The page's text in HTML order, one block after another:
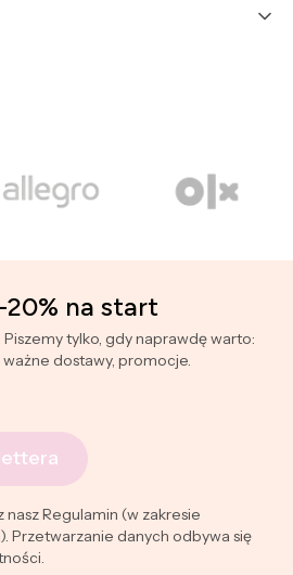
20% na start
tylko, gdy naprawdę warto:
dostawy, promocje.
nasz Regulamin (w zakresie
Przetwarzanie danych odbywa się